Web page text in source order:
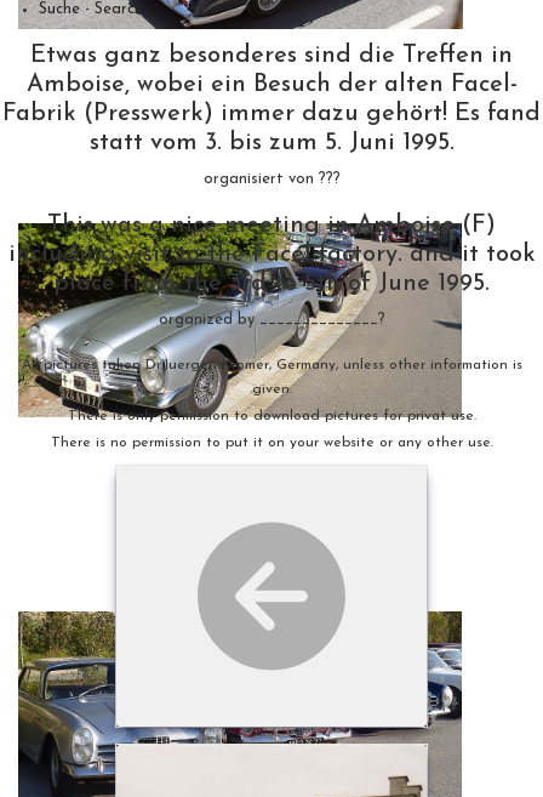
Suche - Search
Etwas ganz besonderes sind die Treffen in
Amboise, wobei ein Besuch der alten Facel-
Fabrik (Presswerk) immer dazu gehört! Es fand
statt vom 3. bis zum 5. Juni 1995.
organisiert von ???
This was a nice meeting in Amboise (F)
including visit to the Facel factory. and it took
place from the 3rd to 5th of June 1995.
organized by ______________?
All pictures taken Dr.Juergen Kromer, Germany, unless other information is
given.
There is only permission to download pictures for privat use.
There is no permission to put it on your website or any other use.